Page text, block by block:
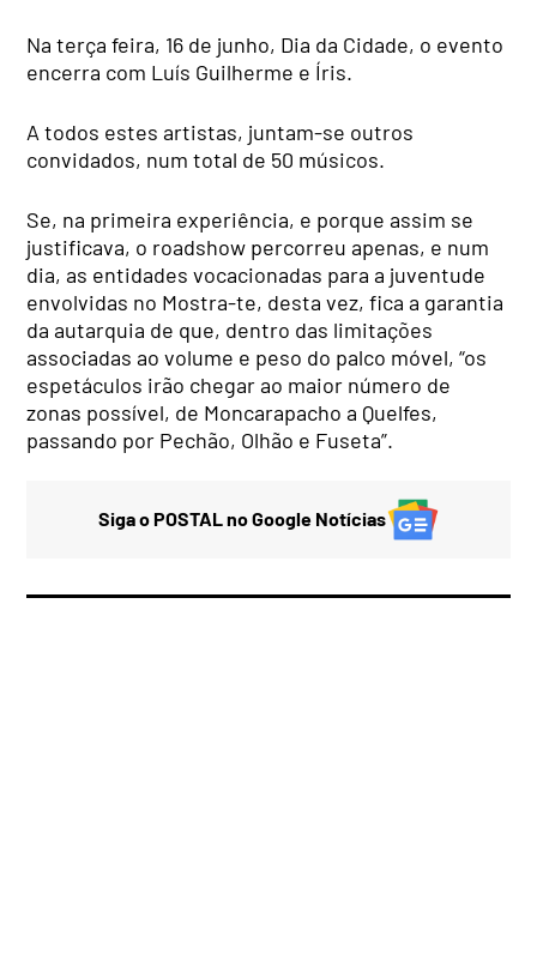
Na terça feira, 16 de junho, Dia da Cidade, o evento
encerra com Luís Guilherme e Íris.
A todos estes artistas, juntam-se outros
convidados, num total de 50 músicos.
Se, na primeira experiência, e porque assim se
justificava, o roadshow percorreu apenas, e num
dia, as entidades vocacionadas para a juventude
envolvidas no Mostra-te, desta vez, fica a garantia
da autarquia de que, dentro das limitações
associadas ao volume e peso do palco móvel, “os
espetáculos irão chegar ao maior número de
zonas possível, de Moncarapacho a Quelfes,
passando por Pechão, Olhão e Fuseta”.
Siga o POSTAL no Google Notícias